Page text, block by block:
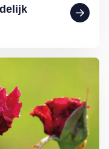
op het noorden